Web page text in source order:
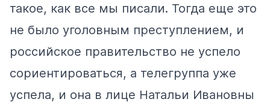
такое, как все мы писали. Тогда еще это
не было уголовным преступлением, и
российское правительство не успело
сориентироваться, а телегруппа уже
успела, и она в лице Натальи Ивановны